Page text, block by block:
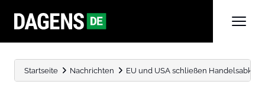
Startseite Nachrichten EU und USA schließen